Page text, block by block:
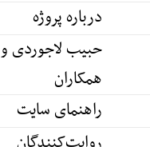
درباره پروژه
حبیب لاجوردی و
همکاران
راهنمای سایت